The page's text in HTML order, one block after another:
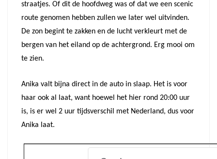
straatjes. Of dit de hoofdweg was of dat we een scenic
route genomen hebben zullen we later wel uitvinden.
De zon begint te zakken en de lucht verkleurt met de
bergen van het eiland op de achtergrond. Erg mooi om
te zien.
Anika valt bijna direct in de auto in slaap. Het is voor
haar ook al laat, want hoewel het hier rond 20:00 uur
is, is er wel 2 uur tijdsverschil met Nederland, dus voor
Anika laat.